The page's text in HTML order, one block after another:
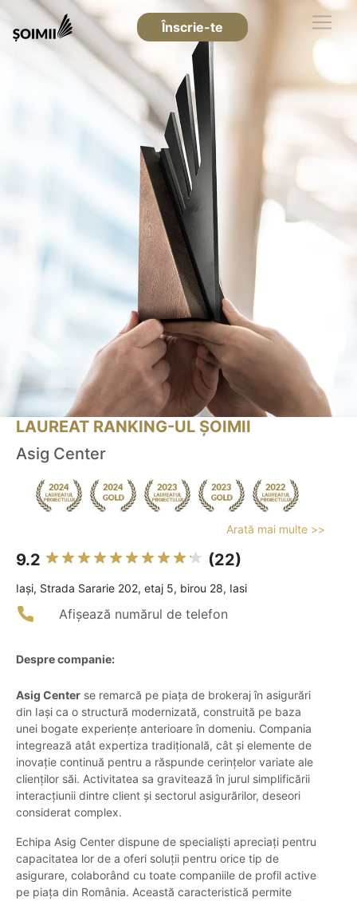
Înscrie-te
LAUREAT RANKING-UL ȘOIMII
Asig Center
Arată mai multe >>
9.2 (22)
Iaşi, Strada Sararie 202, etaj 5, birou 28, Iasi
Afișează numărul de telefon
Despre companie:
Asig Center se remarcă pe piața de brokeraj în asigurări
din Iași ca o structură modernizată, construită pe baza
unei bogate experiențe anterioare în domeniu. Compania
integrează atât expertiza tradițională, cât și elemente de
inovație continuă pentru a răspunde cerințelor variate ale
clienților săi. Activitatea sa gravitează în jurul simplificării
interacțiunii dintre client și sectorul asigurărilor, deseori
considerat complex.
Echipa Asig Center dispune de specialiști apreciați pentru
capacitatea lor de a oferi soluții pentru orice tip de
asigurare, colaborând cu toate companiile de profil active
pe piața din România. Această caracteristică permite